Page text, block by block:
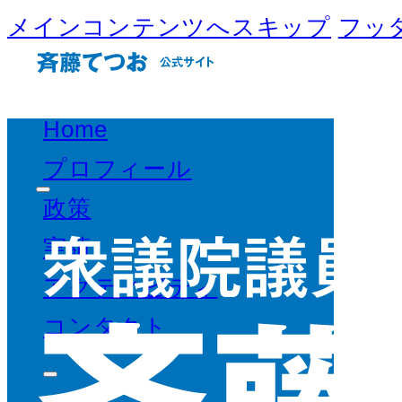
メインコンテンツへスキップ フッ
Home
プロフィール
政策
実績
アクティビティ
コンタクト